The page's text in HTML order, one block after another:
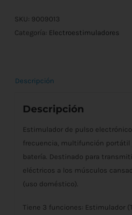
EMS
+
SKU: 9009013
Categoría: Electroestimuladores
Descripción
Descripción
Estimulador de pulso
frecuencia, multifunción portátil
batería. Destinado para
eléctricos a los músculos
(uso doméstico).
Tiene 3 funciones: Estimulador